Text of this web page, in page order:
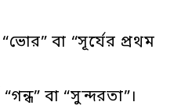
বা “সূর্যের প্রথম
বা “সুন্দরতা”।